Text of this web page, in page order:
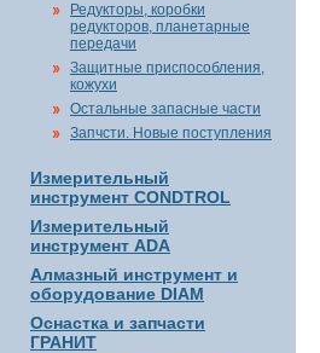
Редукторы, коробки
редукторов, планетарные
передачи
Защитные приспособления,
кожухи
Остальные запасные части
Запчсти. Новые поступления
Измерительный
инструмент CONDTROL
Измерительный
инструмент ADA
Алмазный инструмент и
оборудование DIAM
Оснастка и запчасти
ГРАНИТ